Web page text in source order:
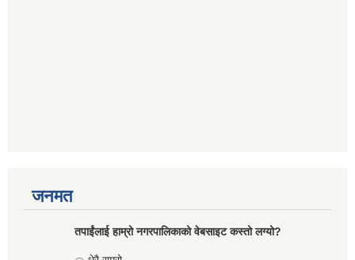
जनमत
तपाईंलाई हाम्रो नगरपालिकाको वेबसाइट कस्तो लग्यो?